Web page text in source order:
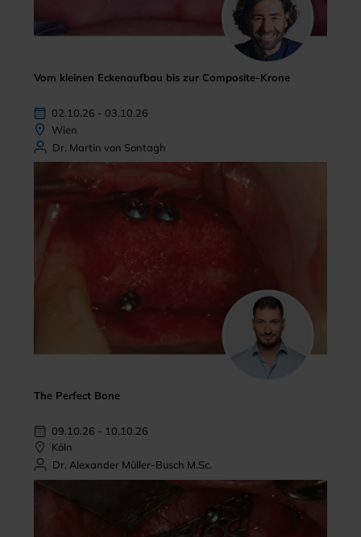
Vom kleinen Eckenaufbau bis zur Composite-Krone
02.10.26 - 03.10.26
Wien
Dr. Martin von Sontagh
The Perfect Bone
09.10.26 - 10.10.26
Köln
Dr. Alexander Müller-Busch M.Sc.